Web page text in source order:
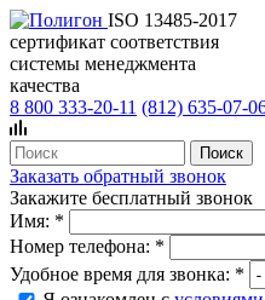
ISO 13485-2017
сертификат соответствия
системы менеджмента
качества
8 800 333-20-11 (812) 635-07-
Заказать обратный звонок
Закажите бесплатный звонок
Имя: *
Номер телефона: *
Удобное время для звонка: *